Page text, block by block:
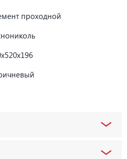
проходной